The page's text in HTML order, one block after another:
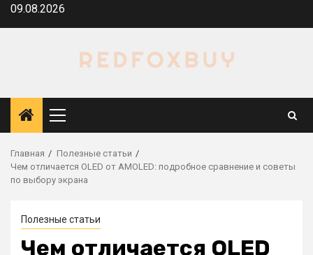
Перейти
09.08.2026
Основное
меню
Главная
Полезные статьи
Чем отличается OLED от AMOLED: подробное сравнение и советы
по выбору экрана
Полезные статьи
Чем отличается OLED